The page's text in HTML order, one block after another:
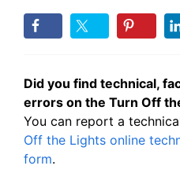
Did you find technical,
errors on the Turn Off
You can report a
Off the Lights online
form.